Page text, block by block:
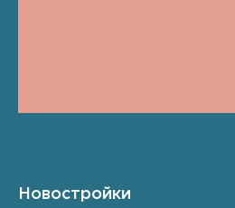
Новостройки